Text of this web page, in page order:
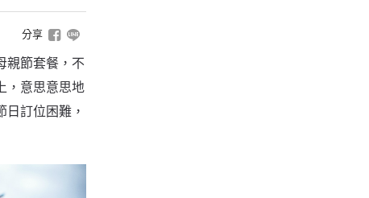
分享
親節套餐，不
，意思意思地
訂位困難，